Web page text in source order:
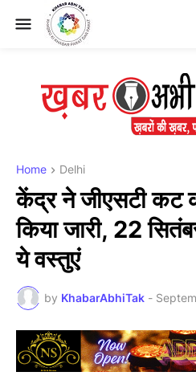
Home Delhi
केंद्र ने जीएसटी कट
किया जारी, 22
ये वस्तुएं
by KhabarAbhiTak -